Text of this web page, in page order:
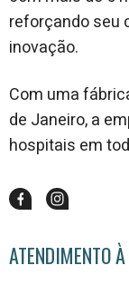
reforçando seu
inovação.
Com uma
de Janeiro, a
hospitais em
ATENDIMENTO